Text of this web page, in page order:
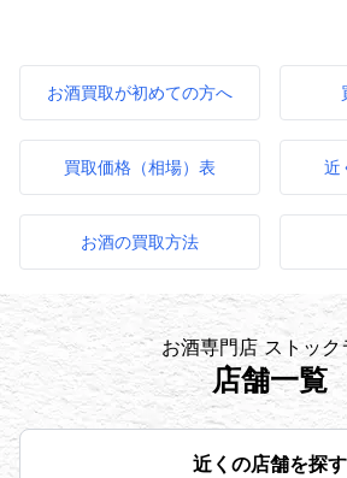
お酒買取が初めての方へ
買取価格（相場）表 近
お酒の買取方法
お酒専門店 ストック
店舗一覧
近くの店舗を探す